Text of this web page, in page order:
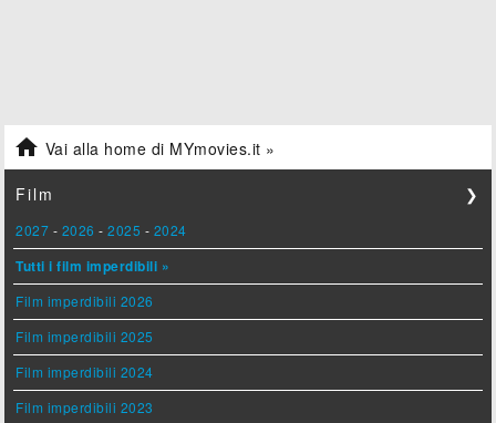
 Vai alla home di MYmovies.it »
Film ❯
2027 - 2026 -2025 - 2024
Tutti i film imperdibili »
Film imperdibili 2026
Film imperdibili 2025
Film imperdibili 2024
Film imperdibili 2023